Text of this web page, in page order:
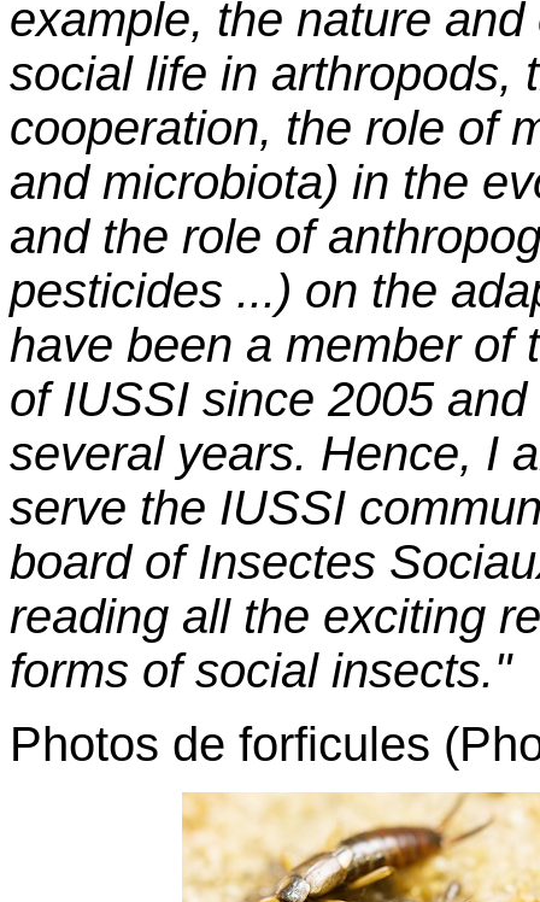
example, the nature
social life in arthropods,
cooperation, the role of
and microbiota) in the
and the role of
pesticides ...) on the
have been a member of
of IUSSI since 2005
several years. Hence, I
serve the IUSSI
board of Insectes
reading all the exciting
forms of social insects."
Photos de forficules